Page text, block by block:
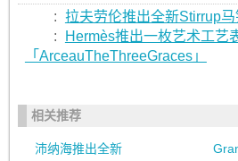
: 拉夫劳伦推出全新Stirrup
:
Hermès推出一枚艺术工
「ArceauTheThreeGraces」
相关推荐
沛纳海推出全新